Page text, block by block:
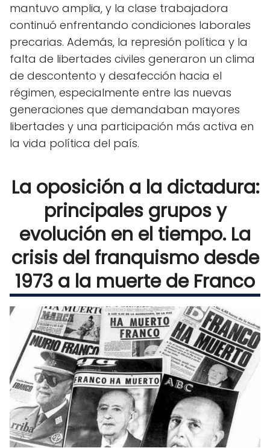
mantuvo amplia, y la clase trabajadora
continuó enfrentando condiciones laborales
precarias. Además, la represión política y la
falta de libertades civiles generaron un clima
de descontento y desafección hacia el
régimen, especialmente entre las nuevas
generaciones que demandaban mayores
libertades y una participación más activa en
la vida política del país.
La oposición a la dictadura:
principales grupos y
evolución en el tiempo. La
crisis del franquismo desde
1973 a la muerte de Franco